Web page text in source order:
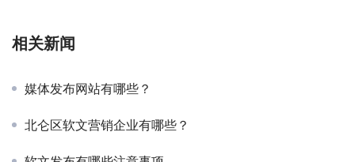
相关新闻
媒体发布网站有哪些？
北仑区软文营销企业有哪些？